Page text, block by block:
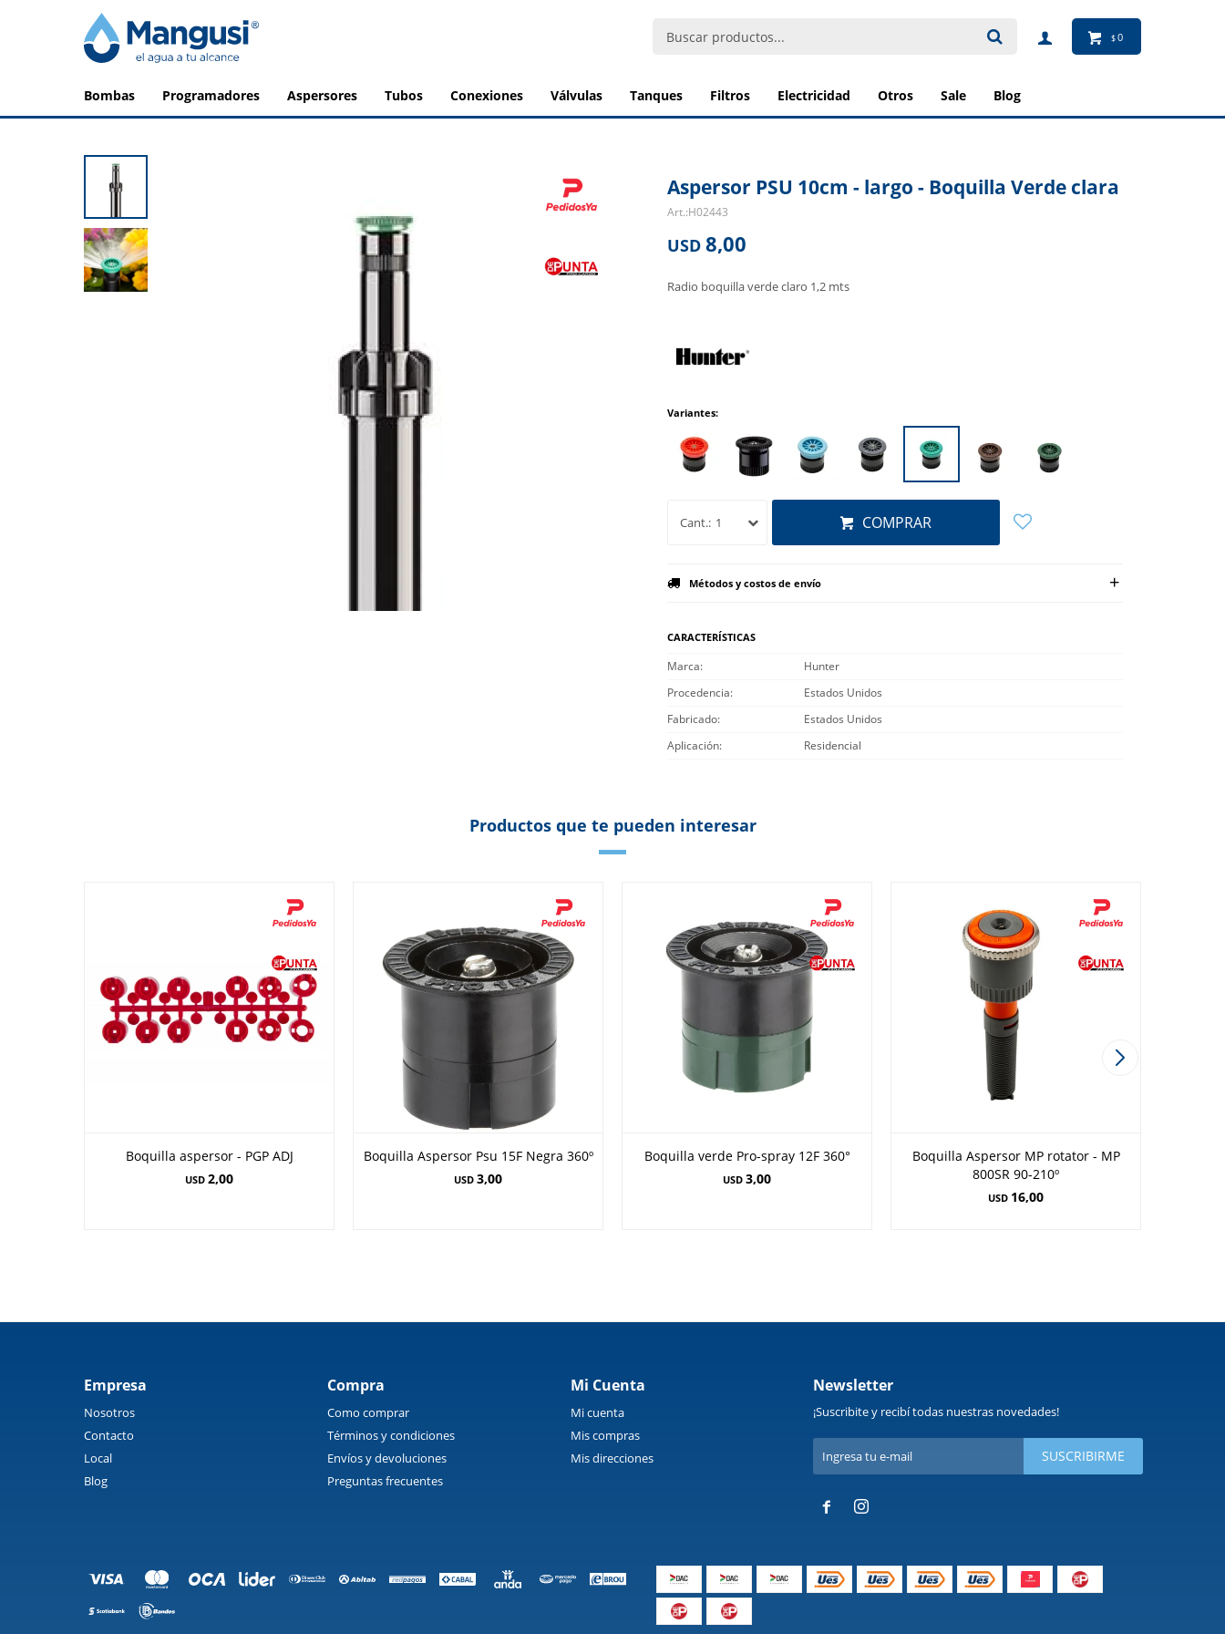
bombas programadores aspersores tubos conexiones válvulas tanques filtros electricidad otros sale blog
$0
Aspersor PSU 10cm - largo - Boquilla Verde clara
H02443
USD 8,00
Radio boquilla verde claro 1,2 mts
Variantes:
1 COMPRAR
Métodos y costos de envío
CARACTERÍSTICAS
Marca
Hunter
Procedencia
Estados Unidos
Fabricado
Estados Unidos
Aplicación
Residencial
Productos que te pueden interesar
Boquilla aspersor - PGP ADJ
USD 2,00
Boquilla Aspersor Psu 15F Negra 360º
USD 3,00
Boquilla verde Pro-spray 12F 360°
USD 3,00
Boquilla Aspersor MP rotator - MP
800SR 90-210º
USD 16,00
Empresa
Nosotros
Contacto
Local
Blog
Compra
Como comprar
Términos y condiciones
Envíos y devoluciones
Preguntas frecuentes
Mi Cuenta
Mi cuenta
Mis compras
Mis direcciones
Newsletter
¡Suscribite y recibí todas nuestras novedades!
SUSCRIBIRME
 